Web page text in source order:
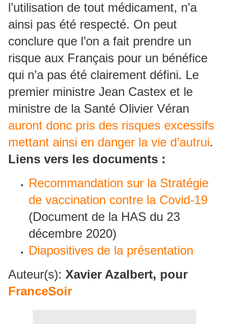
l’utilisation de tout médicament, n’a
ainsi pas été respecté. On peut
conclure que l’on a fait prendre un
risque aux Français pour un bénéfice
qui n’a pas été clairement défini. Le
premier ministre Jean Castex et le
ministre de la Santé Olivier Véran
auront donc pris des risques excessifs
mettant ainsi en danger la vie d’autrui.
Liens vers les documents :
Recommandation sur la Stratégie
de vaccination contre la Covid-19
(Document de la HAS du 23
décembre 2020)
Diapositives de la présentation
Auteur(s): Xavier Azalbert, pour
FranceSoir